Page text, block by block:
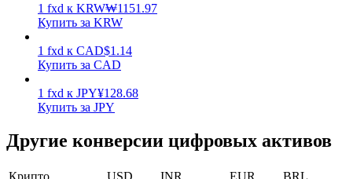
Силовая свинья
Получайте конкурентные награды ежедневно
1 fxd к KRW₩1151.97
Купить за KRW
1 fxd к CAD$1.14
Купить за CAD
1 fxd к JPY¥128.68
Купить за JPY
Другие конверсии цифровых активов
Крипто USD INR EUR BRL